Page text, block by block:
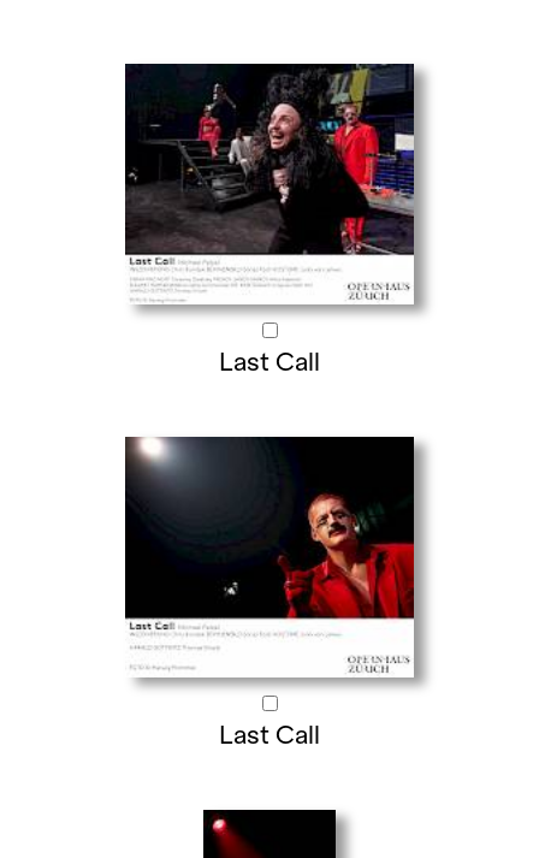
Last Call
Last Call